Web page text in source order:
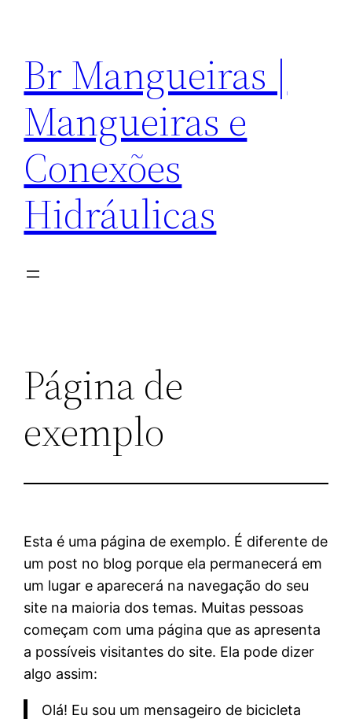
conteúdo
Br Mangueiras |
Mangueiras e
Conexões
Hidráulicas
Página de
exemplo
Esta é uma página de exemplo. É diferente de
um post no blog porque ela permanecerá em
um lugar e aparecerá na navegação do seu
site na maioria dos temas. Muitas pessoas
começam com uma página que as apresenta
a possíveis visitantes do site. Ela pode dizer
algo assim:
Olá! Eu sou um mensageiro de bicicleta